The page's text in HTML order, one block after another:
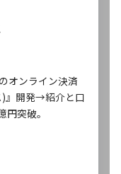
オンライン決済
)』開発→紹介と口
突破。